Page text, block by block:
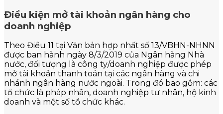
Điều kiện mở tài khoản ngân hàng cho
doanh nghiệp
Theo Điều 11 tại Văn bản hợp nhất số 13/VBHN-NHNN
được ban hành ngày 8/3/2019 của Ngân hàng Nhà
nước, đối tượng là công ty/doanh nghiệp được phép
mở tài khoản thanh toán tại các ngân hàng và chi
nhánh ngân hàng nước ngoài. Trong đó bao gồm: các
tổ chức là pháp nhân, doanh nghiệp tư nhân, hộ kinh
doanh và một số tổ chức khác.